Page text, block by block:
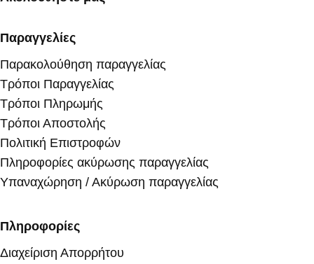
Παραγγελίες
Παρακολούθηση παραγγελίας
Τρόποι Παραγγελίας
Τρόποι Πληρωμής
Τρόποι Αποστολής
Πολιτική Επιστροφών
Πληροφορίες ακύρωσης παραγγελίας
Υπαναχώρηση / Ακύρωση παραγγελίας
Πληροφορίες
Διαχείριση Απορρήτου